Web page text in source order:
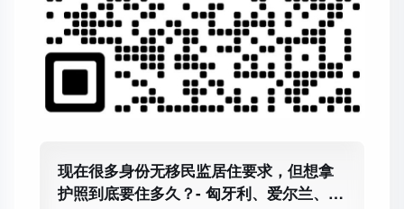
现在很多身份无移民监居住要求，但想拿
护照到底要住多久？- 匈牙利、爱尔兰、马